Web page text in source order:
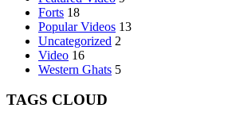
Forts 18
Popular Videos 13
Uncategorized 2
Video 16
Western Ghats 5
TAGS CLOUD